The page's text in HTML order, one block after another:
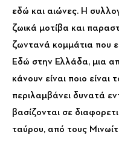
εδώ και αιώνες. Η
ζωικά μοτίβα και
ζωντανά κομμάτια που
Εδώ στην Ελλάδα, μια
κάνουν είναι ποιο
περιλαμβάνει δυνατά
βασίζονται σε
ταύρου, από τους